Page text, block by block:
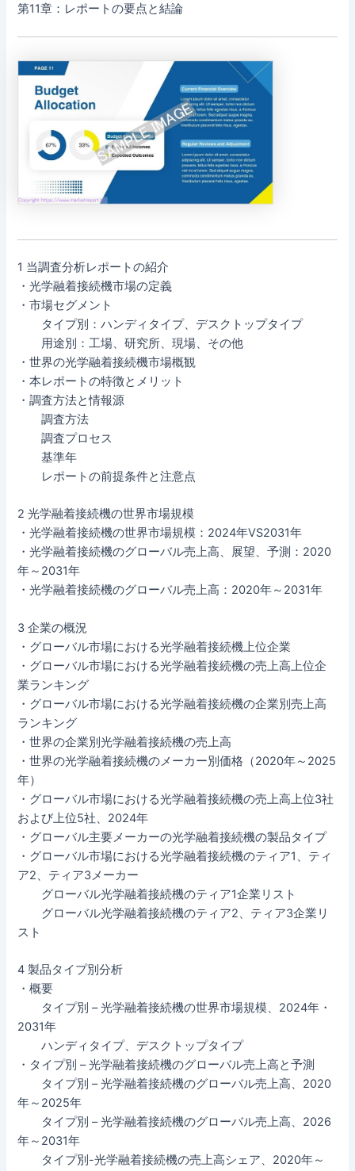
第11章：レポートの要点と結論
1 当調査分析レポートの紹介
・光学融着接続機市場の定義
・市場セグメント
タイプ別：ハンディタイプ、デスクトップタイプ
用途別：工場、研究所、現場、その他
・世界の光学融着接続機市場概観
・本レポートの特徴とメリット
・調査方法と情報源
調査方法
調査プロセス
基準年
レポートの前提条件と注意点
2 光学融着接続機の世界市場規模
・光学融着接続機の世界市場規模：2024年VS2031年
・光学融着接続機のグローバル売上高、展望、予測：2020
年～2031年
・光学融着接続機のグローバル売上高：2020年～2031年
3 企業の概況
・グローバル市場における光学融着接続機上位企業
・グローバル市場における光学融着接続機の売上高上位企
業ランキング
・グローバル市場における光学融着接続機の企業別売上高
ランキング
・世界の企業別光学融着接続機の売上高
・世界の光学融着接続機のメーカー別価格（2020年～2025
年）
・グローバル市場における光学融着接続機の売上高上位3社
および上位5社、2024年
・グローバル主要メーカーの光学融着接続機の製品タイプ
・グローバル市場における光学融着接続機のティア1、ティ
ア2、ティア3メーカー
グローバル光学融着接続機のティア1企業リスト
グローバル光学融着接続機のティア2、ティア3企業リ
スト
4 製品タイプ別分析
・概要
タイプ別 – 光学融着接続機の世界市場規模、2024年・
2031年
ハンディタイプ、デスクトップタイプ
・タイプ別 – 光学融着接続機のグローバル売上高と予測
タイプ別 – 光学融着接続機のグローバル売上高、2020
年～2025年
タイプ別 – 光学融着接続機のグローバル売上高、2026
年～2031年
タイプ別-光学融着接続機の売上高シェア、2020年～